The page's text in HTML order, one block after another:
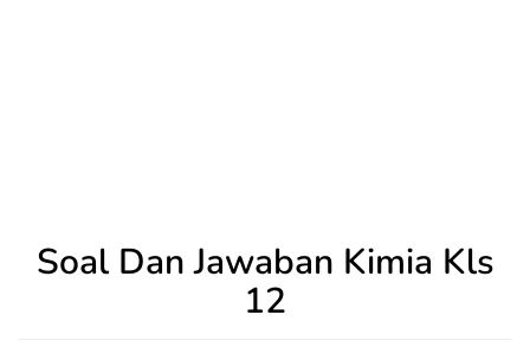
Soal Dan Jawaban Kimia Kls
12